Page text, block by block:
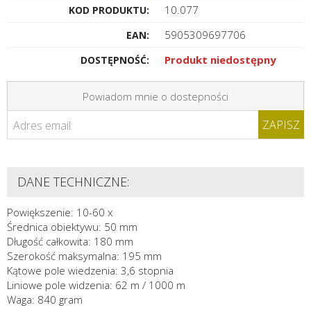
KOD PRODUKTU: 10.077
EAN: 5905309697706
DOSTĘPNOŚĆ: Produkt niedostępny
Powiadom mnie o dostepności
Adres email: ZAPISZ
DANE TECHNICZNE:
Powiększenie: 10-60 x
Średnica obiektywu: 50 mm
Długość całkowita: 180 mm
Szerokość maksymalna: 195 mm
Kątowe pole wiedzenia: 3,6 stopnia
Liniowe pole widzenia: 62 m / 1000 m
Waga: 840 gram